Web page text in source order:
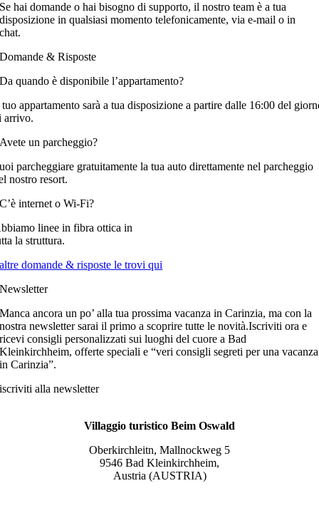
Se hai domande o hai bisogno di supporto, il nostro team è a tua
disposizione in qualsiasi momento telefonicamente, via e-mail o in
chat.
Domande & Risposte
Da quando è disponibile l’appartamento?
appartamento sarà a tua disposizione a partire dalle 16:00 del
arrivo.
Avete un parcheggio?
parcheggiare gratuitamente la tua auto direttamente nel parcheggio
nostro resort.
C’è internet o Wi-Fi?
linee in fibra ottica in
la struttura.
altre domande & risposte le trovi qui
Newsletter
Manca ancora un po’ alla tua prossima vacanza in Carinzia, ma con la
nostra newsletter sarai il primo a scoprire tutte le novità.Iscriviti ora e
ricevi consigli personalizzati sui luoghi del cuore a Bad
Kleinkirchheim, offerte speciali e “veri consigli segreti per una vacanza
in Carinzia”.
iscriviti alla newsletter
Villaggio turistico Beim Oswald
Oberkirchleitn, Mallnockweg 5
9546 Bad Kleinkirchheim,
Austria (AUSTRIA)